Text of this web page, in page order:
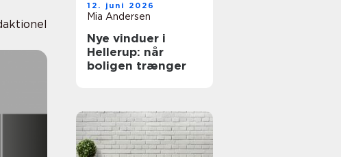
12. juni 2026
Mia Andersen
Nye vinduer i
Hellerup: når
boligen trænger